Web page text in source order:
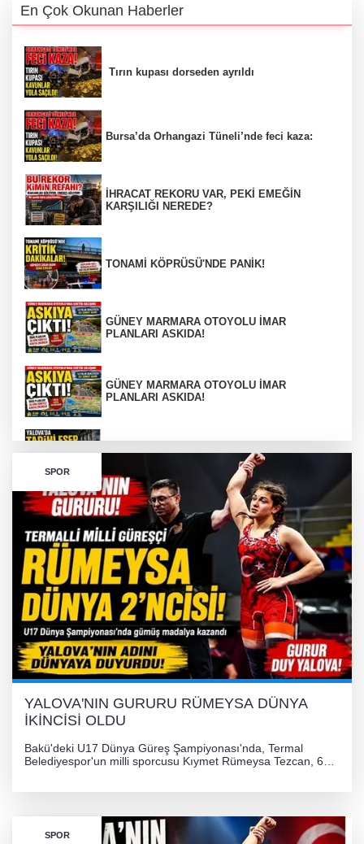
En Çok Okunan Haberler
Tırın kupası dorseden ayrıldı
Bursa’da Orhangazi Tüneli’nde feci kaza:
İHRACAT REKORU VAR, PEKİ EMEĞİN
KARŞILIĞI NEREDE?
TONAMİ KÖPRÜSÜ'NDE PANİK!
GÜNEY MARMARA OTOYOLU İMAR
PLANLARI ASKIDA!
GÜNEY MARMARA OTOYOLU İMAR
PLANLARI ASKIDA!
256 PARÇA ESER ELE GEÇİRİLDİ
Görüntüler yapay zekamı ?
Otomobil Hurdaya Döndü
Yalova'da Ebubekir İçin Umut Seferberliği
SPOR
YALOVA'NIN GURURU RÜMEYSA DÜNYA
İKİNCİSİ OLDU
Bakü'deki U17 Dünya Güreş Şampiyonası'nda, Termal
Belediyespor'un milli sporcusu Kıymet Rümeysa Tezcan, 69
SPOR